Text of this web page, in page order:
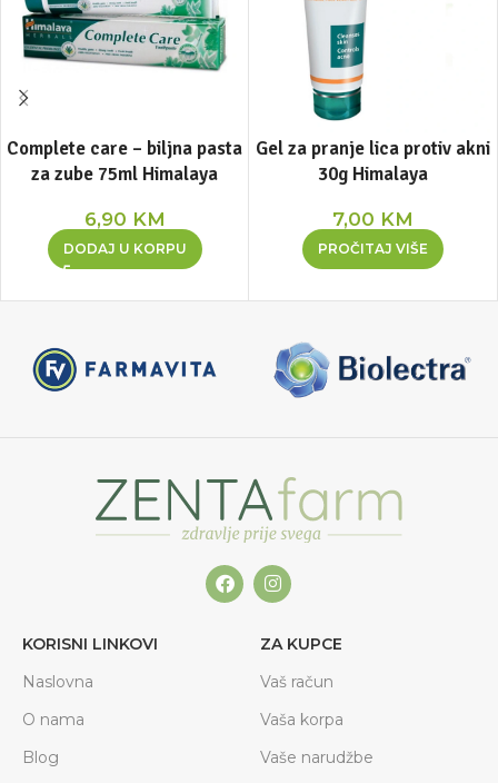
Complete care – biljna pasta
za zube 75ml Himalaya
6,90 KM
DODAJ U KORPU
Gel za pranje lica protiv akni
30g Himalaya
7,00 KM
PROČITAJ VIŠE
KORISNI LINKOVI
Naslovna
O nama
Blog
ZA KUPCE
Vaš račun
Vaša korpa
Vaše narudžbe